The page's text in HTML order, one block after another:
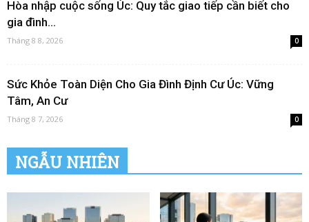
Hòa nhập cuộc sống Úc: Quy tắc giao tiếp cần biết cho
gia đình...
Tháng 8 8, 2026 0
Sức Khỏe Toàn Diện Cho Gia Đình Định Cư Úc: Vững
Tâm, An Cư
Tháng 8 7, 2026 0
NGẪU NHIÊN